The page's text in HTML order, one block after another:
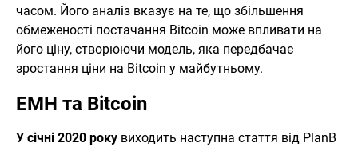
часом. Його аналіз вказує на те, що збільшення
обмеженості постачання Bitcoin може впливати на
його ціну, створюючи модель, яка передбачає
зростання ціни на Bitcoin у майбутньому.
EMH та Bitcoin
У січні 2020 року виходить наступна стаття від PlanB